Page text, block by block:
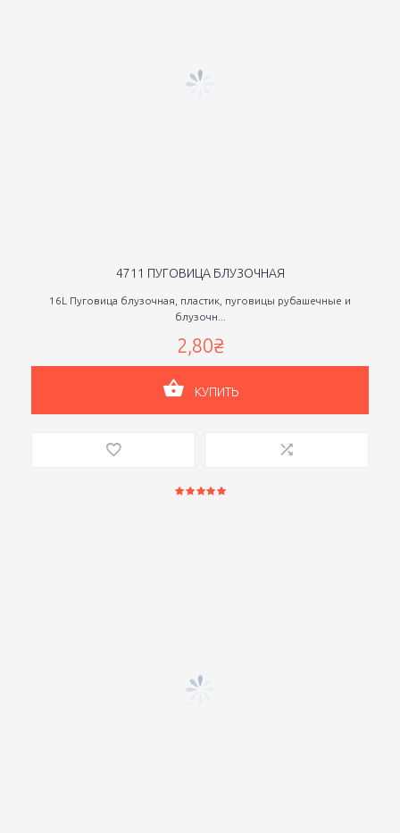
4711 ПУГОВИЦА БЛУЗОЧНАЯ
16L Пуговица блузочная, пластик, пуговицы рубашечные и
блузочн...
2,80₴
КУПИТЬ